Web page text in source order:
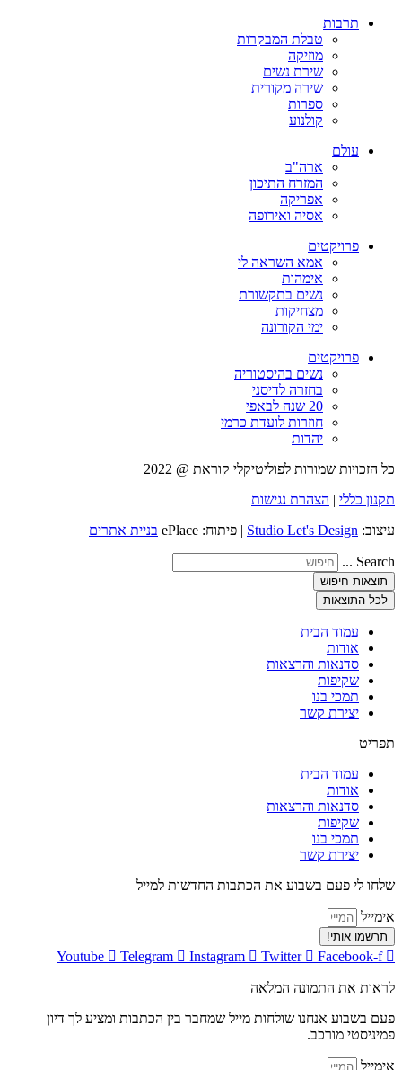
תרבות
טבלת המבקרות
מוזיקה
שירת נשים
שירה מקורית
ספרות
קולנוע
עולם
ארה"ב
המזרח התיכון
אפריקה
אסיה ואירופה
פרויקטים
אמא השראה לי
אימהות
נשים בתקשורת
מצחיקות
ימי הקורונה
פרויקטים
נשים בהיסטוריה
בחזרה לדיסני
20 שנה לבאפי
חוזרות לועדת כרמי
יהדות
כל הזכויות שמורות לפוליטיקלי קוראת @ 2022
תקנון כללי | הצהרת נגישות
עיצוב: Studio Let's Design | פיתוח: ePlace בניית אתרים
Search ...
תוצאות חיפוש
לכל התוצאות
עמוד הבית
אודות
סדנאות והרצאות
שקיפות
תמכי בנו
יצירת קשר
תפריט
עמוד הבית
אודות
סדנאות והרצאות
שקיפות
תמכי בנו
יצירת קשר
שלחו לי פעם בשבוע את הכתבות החדשות למייל
אימייל
תרשמו אותי!
Youtube Telegram Instagram Twitter Facebook-f
לראות את התמונה המלאה
פעם בשבוע אנחנו שולחות מייל שמחבר בין הכתבות ומציע לך דיון
פמיניסטי מורכב.
אימייל